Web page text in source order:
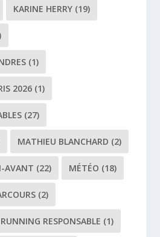
KARINE HERRY (19)
(1)
2026 (1)
(27)
MATHIEU BLANCHARD (2)
AVANT (22) MÉTÉO (18)
(2)
RUNNING RESPONSABLE (1)